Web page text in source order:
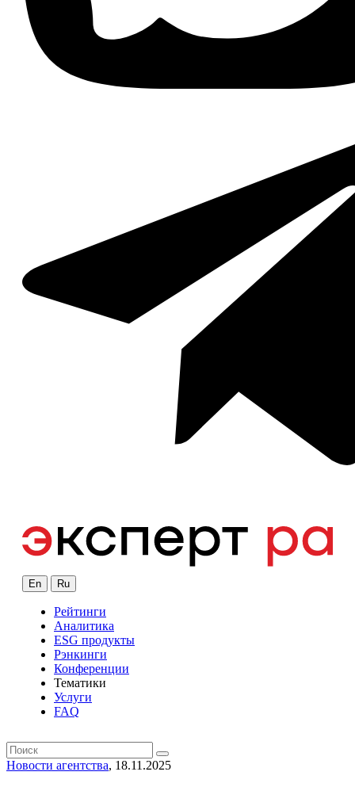
En Ru
Рейтинги
Аналитика
ESG продукты
Рэнкинги
Конференции
Тематики
Услуги
FAQ
Новости агентства, 18.11.2025